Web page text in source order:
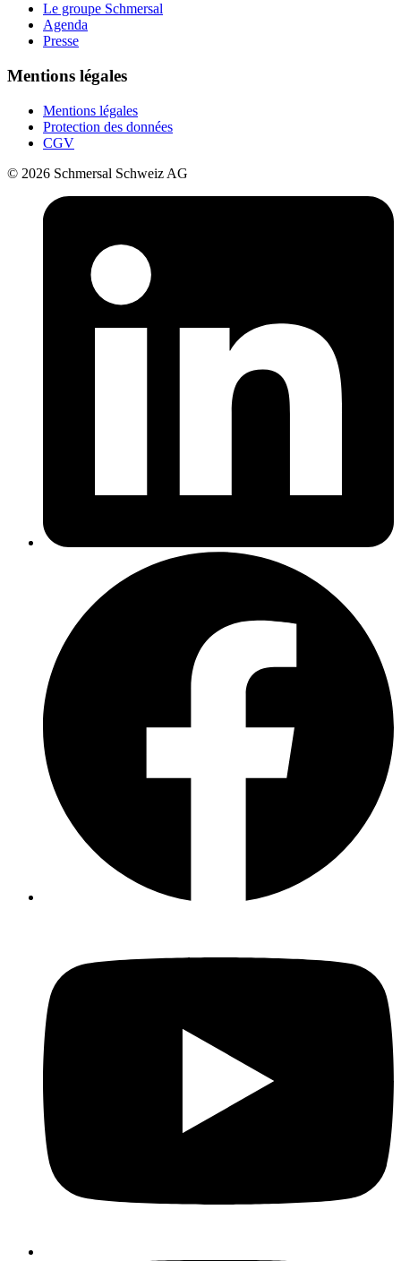
Le groupe Schmersal
Agenda
Presse
Mentions légales
Mentions légales
Protection des données
CGV
© 2026 Schmersal Schweiz AG